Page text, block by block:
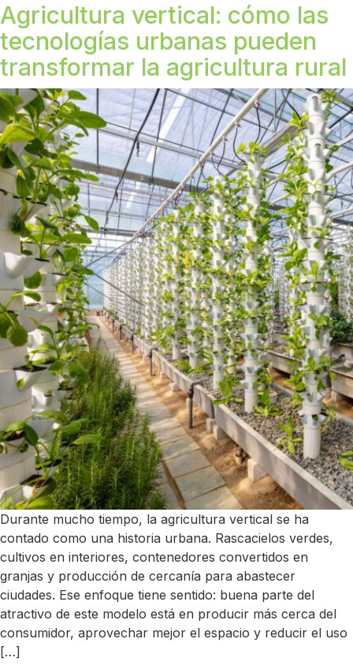
Agricultura vertical: cómo las
tecnologías urbanas pueden
transformar la agricultura rural
Durante mucho tiempo, la agricultura vertical se ha
contado como una historia urbana. Rascacielos verdes,
cultivos en interiores, contenedores convertidos en
granjas y producción de cercanía para abastecer
ciudades. Ese enfoque tiene sentido: buena parte del
atractivo de este modelo está en producir más cerca del
consumidor, aprovechar mejor el espacio y reducir el uso
[…]